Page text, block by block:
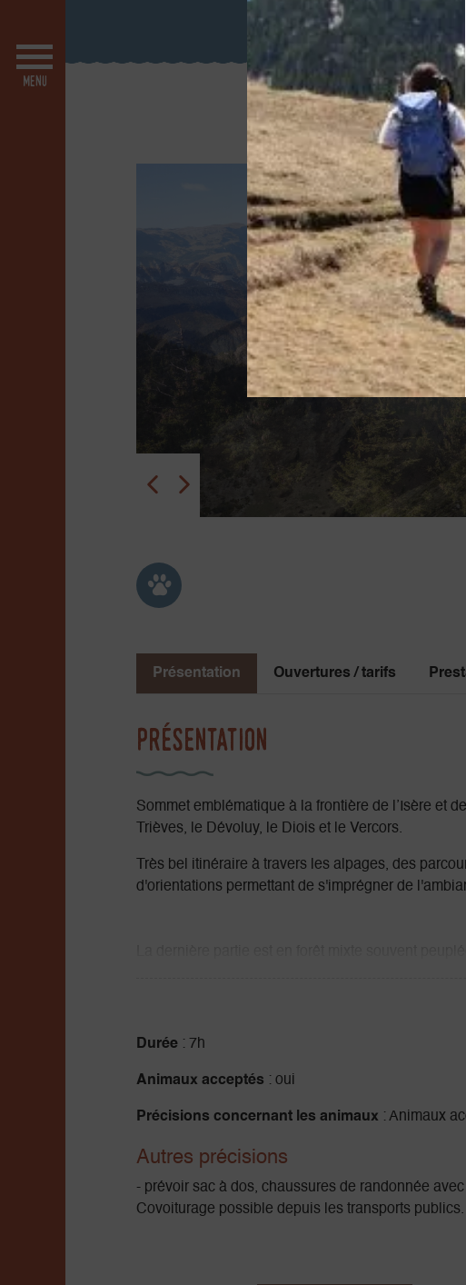
Présentation Ouvertures / tarifs
Présentation
Sommet emblématique à la frontière de l’Isère et
Trièves, le Dévoluy, le Diois et le Vercors.
Très bel itinéraire à travers les alpages, des
d'orientations permettant de s'imprégner de
Durée : 7h
Animaux acceptés : oui
Précisions concernant les animaux : Animaux
Autres précisions
- prévoir sac à dos, chaussures de randonnée
Covoiturage possible depuis les transports publics.